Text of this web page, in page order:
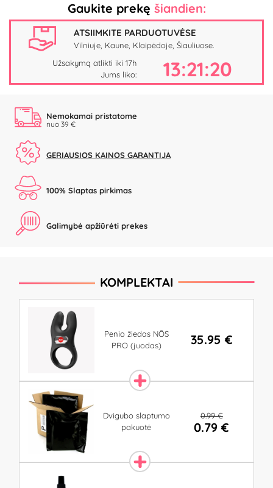
Gaukite prekę šiandien:
ATSIIMKITE PARDUOTUVĖSE
Vilniuje, Kaune, Klaipėdoje, Šiauliuose.
Užsakymą atlikti iki 17h
Jums liko:
13:21:20
Nemokamai pristatome
nuo 39 €
GERIAUSIOS KAINOS GARANTIJA
100% Slaptas pirkimas
Galimybė apžiūrėti prekes
KOMPLEKTAI
Penio žiedas NŌS
PRO (juodas)
35.95 €
Dvigubo slaptumo
pakuotė
0.99 €
0.79 €